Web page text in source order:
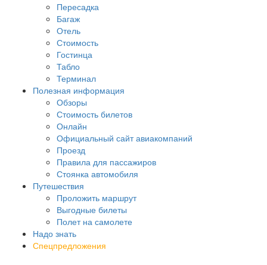
Пересадка
Багаж
Отель
Стоимость
Гостинца
Табло
Терминал
Полезная информация
Обзоры
Стоимость билетов
Онлайн
Официальный сайт авиакомпаний
Проезд
Правила для пассажиров
Стоянка автомобиля
Путешествия
Проложить маршрут
Выгодные билеты
Полет на самолете
Надо знать
Спецпредложения